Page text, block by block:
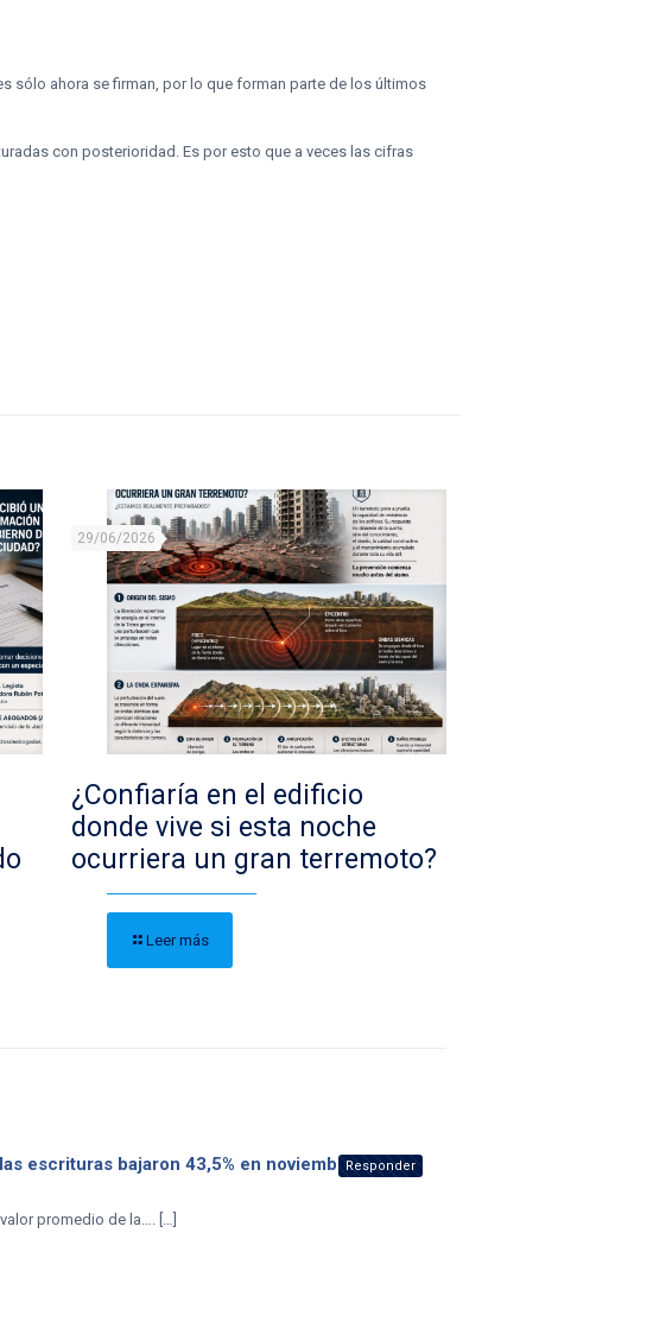
sólo ahora se firman, por lo que forman parte de los últimos
con posterioridad. Es por esto que a veces las cifras
29/06/2026
¿Confiaría en el edificio
donde vive si esta noche
ocurriera un gran terremoto?
Leer más
escrituras bajaron 43,5% en noviembre dice:
promedio de la…. […]
Responder